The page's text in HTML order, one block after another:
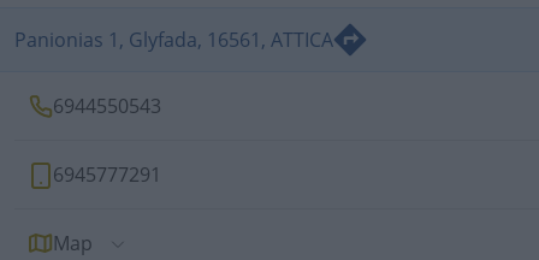
Panionias 1, Glyfada, 16561, ATTICA
6944550543
6945777291
Map